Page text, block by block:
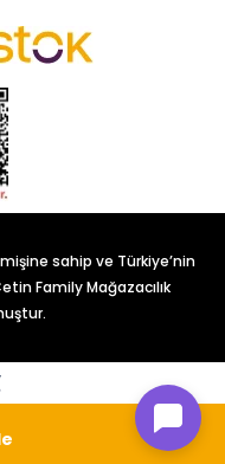
sahip ve Türkiye’nin
Family Mağazacılık